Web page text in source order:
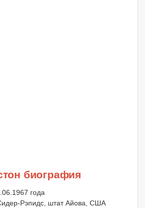
биография
года
Рэпидс, штат Айова, США